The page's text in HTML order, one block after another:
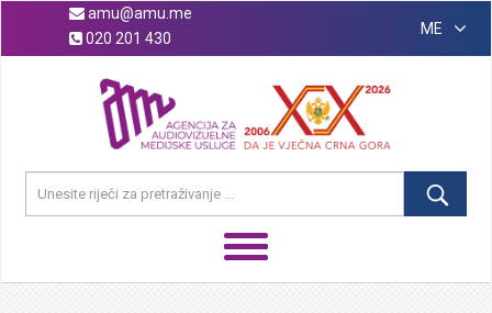
amu@amu.me
020 201 430
ME